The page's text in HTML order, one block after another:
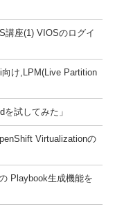
講座(1) VIOSのログイ
け,LPM(Live Partition
試してみた」
Virtualizationの
Playbook生成機能を